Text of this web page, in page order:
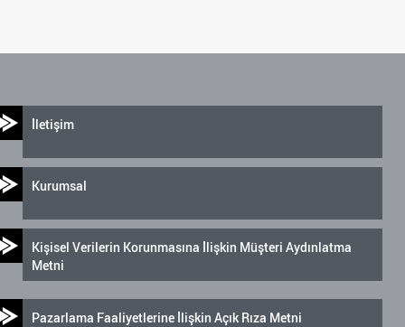
İletişim
Kurumsal
Kişisel Verilerin Korunmasına İlişkin Müşteri Aydınlatma
Metni
Pazarlama Faaliyetlerine İlişkin Açık Rıza Metni